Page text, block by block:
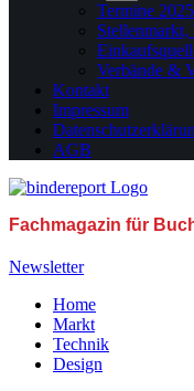
Termine 2025
Stellenmarkt,
Verbände &
Kontakt
Impressum
AGB
Fachmagazin für
Newsletter
Home
Markt
Technik
Design